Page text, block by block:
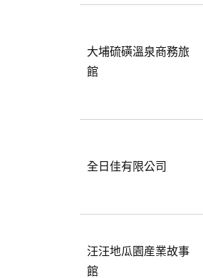
大埔硫磺溫泉商務旅
館
全日佳有限公司
汪汪地瓜園産業故事
館